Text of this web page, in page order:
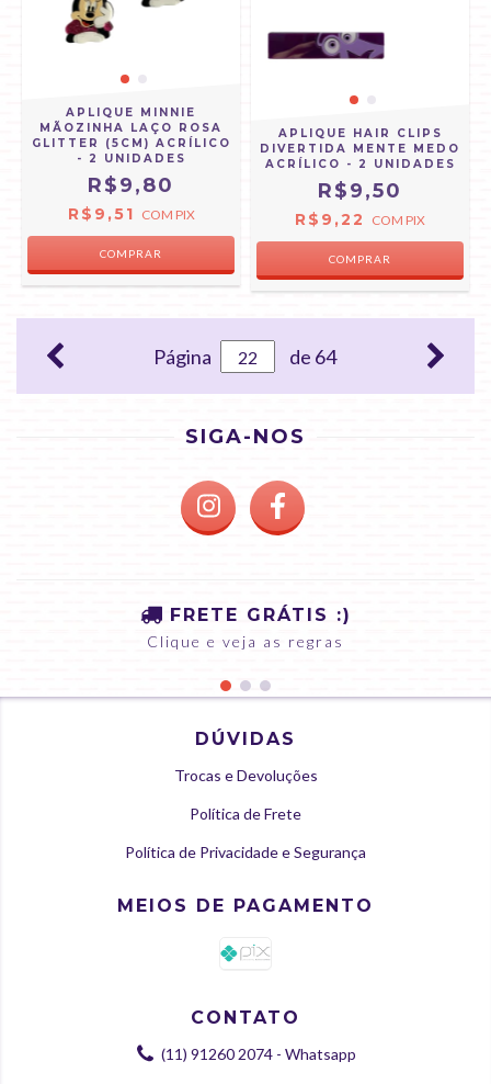
APLIQUE MINNIE
MÃOZINHA LAÇO ROSA
GLITTER (5CM) ACRÍLICO
- 2 UNIDADES
R$9,80
R$9,51 COM PIX
APLIQUE HAIR CLIPS
DIVERTIDA MENTE MEDO
ACRÍLICO - 2 UNIDADES
R$9,50
R$9,22 COM PIX
Página de 64
SIGA-NOS
FRETE GRÁTIS :)
Clique e veja as regras
DÚVIDAS
Trocas e Devoluções
Política de Frete
Política de Privacidade e Segurança
MEIOS DE PAGAMENTO
CONTATO
(11) 91260 2074 - Whatsapp